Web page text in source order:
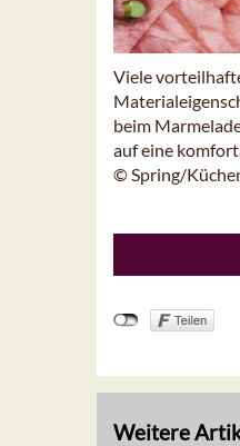
Viele
beim
auf eine
© Spring/
Weitere